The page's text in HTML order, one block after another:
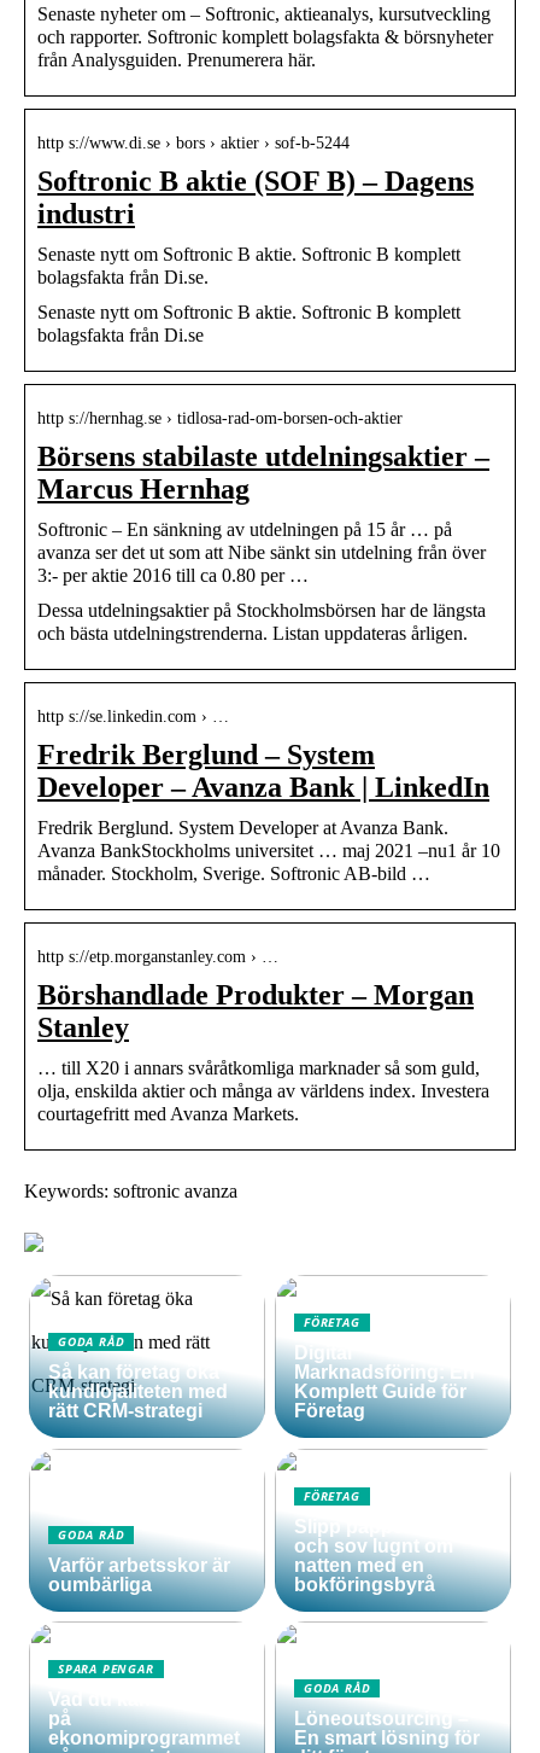
Senaste nyheter om – Softronic, aktieanalys, kursutveckling
och rapporter. Softronic komplett bolagsfakta & börsnyheter
från Analysguiden. Prenumerera här.
http s://www.di.se › bors › aktier › sof-b-5244
Softronic B aktie (SOF B) – Dagens
industri
Senaste nytt om Softronic B aktie. Softronic B komplett
bolagsfakta från Di.se.
Senaste nytt om Softronic B aktie. Softronic B komplett
bolagsfakta från Di.se
http s://hernhag.se › tidlosa-rad-om-borsen-och-aktier
Börsens stabilaste utdelningsaktier –
Marcus Hernhag
Softronic – En sänkning av utdelningen på 15 år … på
avanza ser det ut som att Nibe sänkt sin utdelning från över
3:- per aktie 2016 till ca 0.80 per …
Dessa utdelningsaktier på Stockholmsbörsen har de längsta
och bästa utdelningstrenderna. Listan uppdateras årligen.
http s://se.linkedin.com › …
Fredrik Berglund – System
Developer – Avanza Bank | LinkedIn
Fredrik Berglund. System Developer at Avanza Bank.
Avanza BankStockholms universitet … maj 2021 –nu1 år 10
månader. Stockholm, Sverige. Softronic AB-bild …
http s://etp.morganstanley.com › …
Börshandlade Produkter – Morgan
Stanley
… till X20 i annars svåråtkomliga marknader så som guld,
olja, enskilda aktier och många av världens index. Investera
courtagefritt med Avanza Markets.
Keywords: softronic avanza
GODA RÅD
Så kan företag öka
kundlojaliteten med
rätt CRM-strategi
FÖRETAG
Digital
Marknadsföring: En
Komplett Guide för
Företag
GODA RÅD
Varför arbetsskor är
oumbärliga
FÖRETAG
Slipp pappersarbetet
och sov lugnt om
natten med en
bokföringsbyrå
SPARA PENGAR
Vad du kan lära dig
på
ekonomiprogrammet
GODA RÅD
Löneoutsourcing –
En smart lösning för